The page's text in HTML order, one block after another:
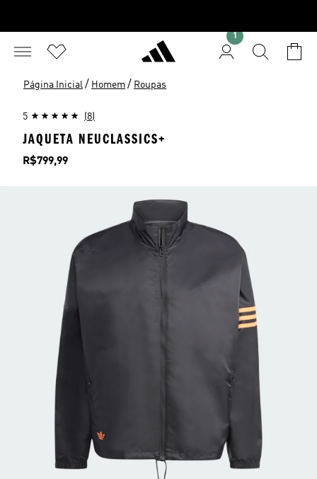
1
Página Inicial / Homem / Roupas
5 (8)
JAQUETA NEUCLASSICS+
Preço
R$799,99